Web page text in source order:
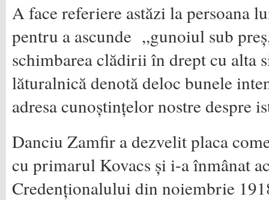
A face referiere astăzi la persoana
pentru a ascunde ,,gunoiul sub
schimbarea clădirii în drept cu alta
lăturalnică denotă deloc bunele
adresa cunoștințelor nostre despre
Danciu Zamfir a dezvelit placa
cu primarul Kovacs și i-a înmânat
Credenționalului din noiembrie